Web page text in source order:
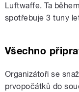
Luftwaffe. Ta
spotřebuje 3 tuny
Všechno
Organizátoři se
prvopočátků do